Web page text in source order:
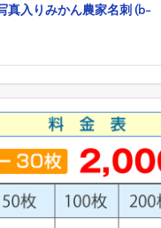
真入りみかん農家名刺 (b-